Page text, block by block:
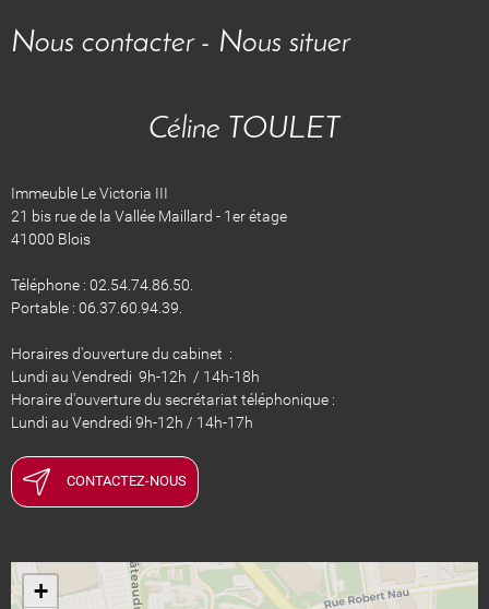
Nous contacter - Nous situer
Céline TOULET
Immeuble Le Victoria III
21 bis rue de la Vallée Maillard - 1er étage
41000 Blois
Téléphone : 02.54.74.86.50.
Portable : 06.37.60.94.39.
Horaires d'ouverture du cabinet :
Lundi au Vendredi 9h-12h / 14h-18h
Horaire d'ouverture du secrétariat téléphonique :
Lundi au Vendredi 9h-12h / 14h-17h
CONTACTEZ-NOUS
+